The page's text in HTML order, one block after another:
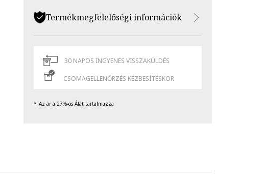
Termékmegfelelőségi információk
30 NAPOS INGYENES VISSZAKÜLDÉS
CSOMAGELLENŐRZÉS KÉZBESÍTÉSKOR
Az ár a 27%-os Áfát tartalmazza